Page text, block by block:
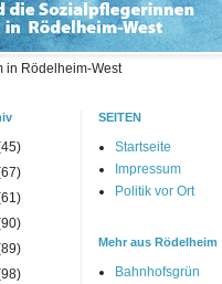
in Rödelheim-West
SEITEN
Startseite
Impressum
Politik vor Ort
Mehr aus Rödelheim
Bahnhofsgrün